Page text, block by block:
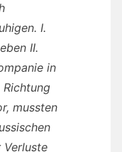
I.
II.
in
mussten
Verluste